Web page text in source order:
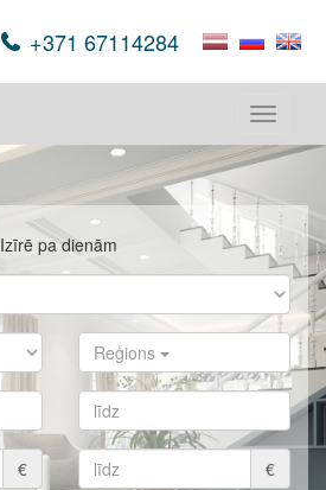
+371 67114284
Toggle
Izīrē pa dienām
Reģions
€ €